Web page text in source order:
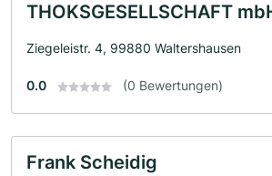
THOKSGESELLSCHAFT
Ziegeleistr. 4, 99880 Waltershausen
0.0 (0 Bewertungen)
Frank Scheidig